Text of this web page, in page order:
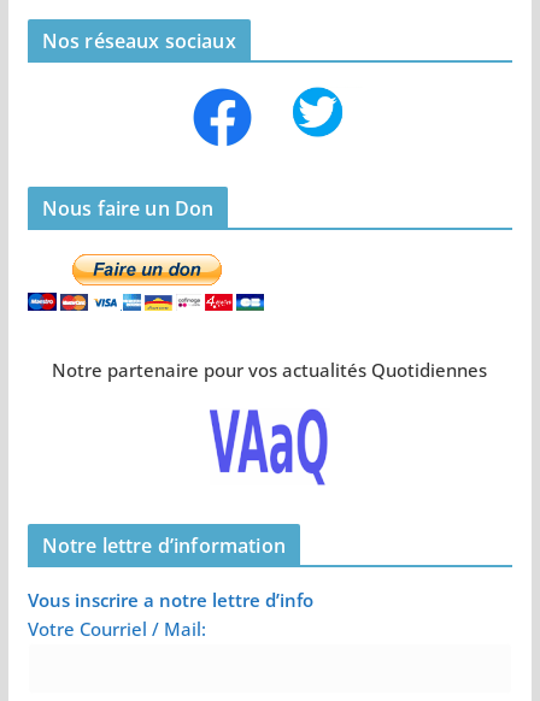
Nos réseaux sociaux
Nous faire un Don
Notre partenaire pour vos actualités Quotidiennes
Notre lettre d’information
Vous inscrire a notre lettre d’info
Votre Courriel / Mail: